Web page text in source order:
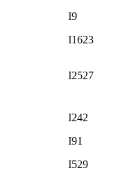
I9
I1623
I2527
I242
I91
I529